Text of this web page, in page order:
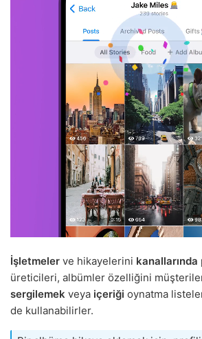
İşletmeler ve hikayelerini kanallarında
üreticileri, albümler özelliğini
sergilemek veya içeriği oynatma
de kullanabilirler.